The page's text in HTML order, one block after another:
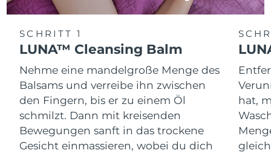
SCHRITT 1
LUNA™ Cleansing Balm
Nehme eine mandelgroße Menge des
Balsams und verreibe ihn zwischen
den Fingern, bis er zu einem Öl
schmilzt. Dann mit kreisenden
Bewegungen sanft in das trockene
Gesicht einmassieren, wobei du dich
hat,